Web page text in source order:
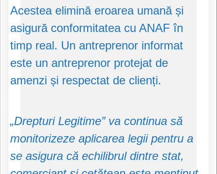
Acestea elimină eroarea umană și
asigură conformitatea cu ANAF în
timp real. Un antreprenor informat
este un antreprenor protejat de
amenzi și respectat de clienți.
„Drepturi Legitime” va continua să
monitorizeze aplicarea legii pentru a
se asigura că echilibrul dintre stat,